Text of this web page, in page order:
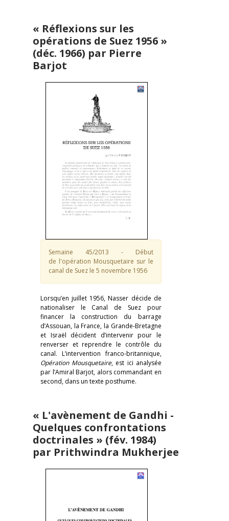
« Réflexions sur les
opérations de Suez 1956 »
(déc. 1966) par Pierre
Barjot
Semaine 45/2013 - Début
de l'opération Mousquetaire sur le
canal de Suez le 5 novembre 1956
Lorsqu’en juillet 1956, Nasser décide de
nationaliser le Canal de Suez pour
financer la construction du barrage
d’Assouan, la France, la Grande-Bretagne
et Israël décident d’intervenir pour le
renverser et reprendre le contrôle du
canal. L’intervention franco-britannique,
Opération Mousquetaire, est ici analysée
par l’Amiral Barjot, alors commandant en
second, dans un texte posthume.
« L'avènement de Gandhi -
Quelques confrontations
doctrinales » (fév. 1984)
par Prithwindra Mukherjee